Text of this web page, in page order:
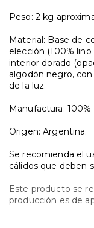
Peso: 2 kg
Material: Base de
elección (100% lino
interior dorado
algodón negro,
de la luz.
Manufactura: 100%
Origen: Argentina.
Se recomienda el
cálidos que deben
Este producto se
producción es de